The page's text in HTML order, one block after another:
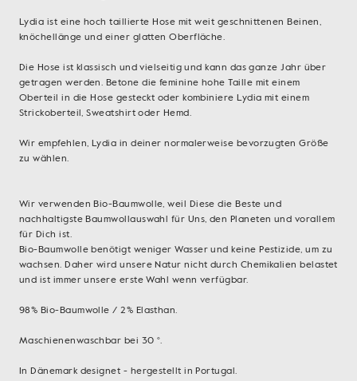
Lydia ist eine hoch taillierte Hose mit weit geschnittenen Beinen,
knöchellänge und einer glatten Oberfläche.
Die Hose ist klassisch und vielseitig und kann das ganze Jahr über
getragen werden. Betone die feminine hohe Taille mit einem
Oberteil in die Hose gesteckt oder kombiniere Lydia mit einem
Strickoberteil, Sweatshirt oder Hemd.
Wir empfehlen, Lydia in deiner normalerweise bevorzugten Größe
zu wählen.
Wir verwenden Bio-Baumwolle, weil Diese die Beste und
nachhaltigste Baumwollauswahl für Uns, den Planeten und vorallem
für Dich ist.
Bio-Baumwolle benötigt weniger Wasser und keine Pestizide, um zu
wachsen. Daher wird unsere Natur nicht durch Chemikalien belastet
und ist immer unsere erste Wahl wenn verfügbar.
98% Bio-Baumwolle / 2% Elasthan.
Maschienenwaschbar bei 30 °.
In Dänemark designet - hergestellt in Portugal.